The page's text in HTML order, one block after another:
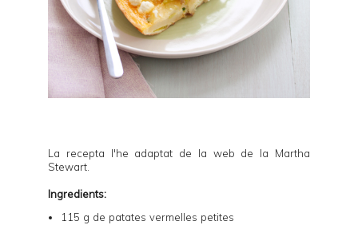
La recepta l'he adaptat de la web de la Martha
Stewart
Ingredients:
115 g de patates vermelles petites